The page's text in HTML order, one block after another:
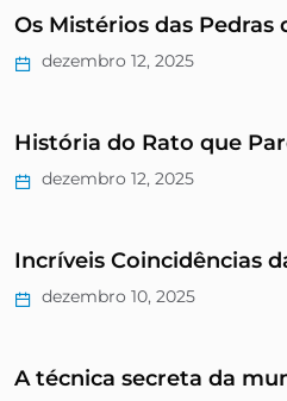
Os Mistérios das Pedras
dezembro 12, 2025
História do Rato que
dezembro 12, 2025
Incríveis Coincidências
dezembro 10, 2025
A técnica secreta da